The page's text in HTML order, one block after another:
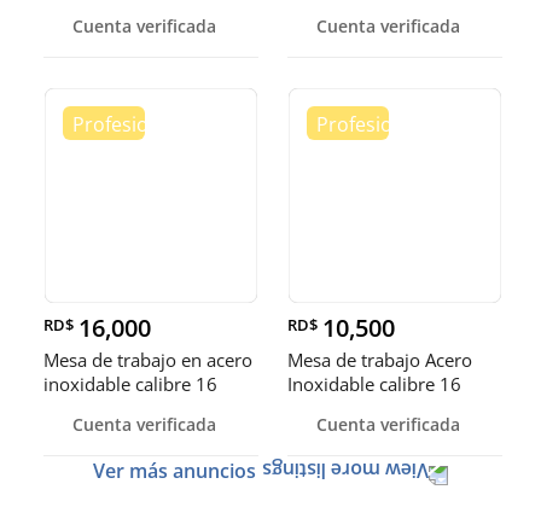
Cuenta verificada Cuenta verificada
RD$ 16,000
Mesa de trabajo en acero
inoxidable calibre 16
Cuenta verificada
RD$ 10,500
Mesa de trabajo Acero
Inoxidable calibre 16
Cuenta verificada
Ver más anuncios